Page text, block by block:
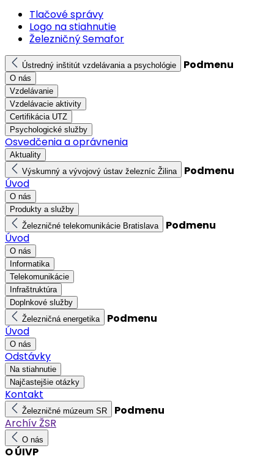
Tlačové správy
Logo na stiahnutie
Železničný Semafor
Ústredný inštitút vzdelávania a psychológie Podmenu
O nás
Vzdelávanie
Vzdelávacie aktivity
Certifikácia UTZ
Psychologické služby
Osvedčenia a oprávnenia
Aktuality
Výskumný a vývojový ústav železníc Žilina
Podmenu
Úvod
O nás
Produkty a služby
Železničné telekomunikácie Bratislava
Podmenu
Úvod
O nás
Informatika
Telekomunikácie
Infraštruktúra
Doplnkové služby
Železničná energetika
Podmenu
Úvod
O nás
Odstávky
Na stiahnutie
Najčastejšie otázky
Kontakt
Železničné múzeum SR
Podmenu
Archív ŽSR
O nás
O ÚIVP